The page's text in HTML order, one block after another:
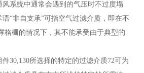
系统中通常会遇到的气压时不过度塌
“非自支承”可指空气过滤介质，即在不
格栅的情况下，其不能承受由于典型的
30,130所选择的特定的过滤介质72可为